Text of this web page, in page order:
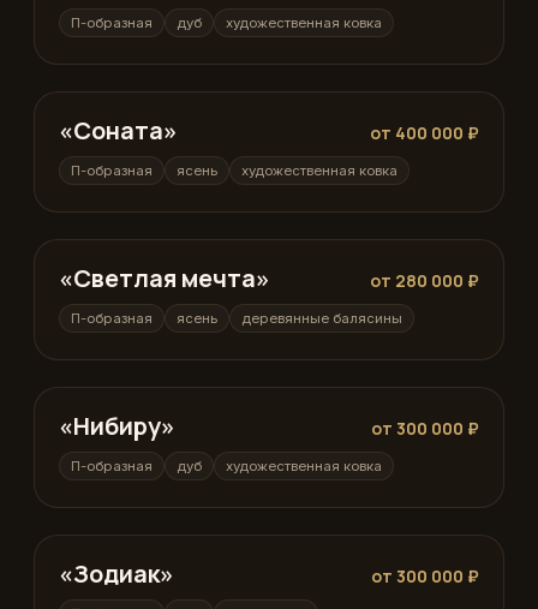
П-образная дуб художественная ковка
П-образная
«Соната» от 400 000 ₽
П-образная ясень художественная ковка
П-образная
«Светлая мечта» от 280 000 ₽
П-образная ясень деревянные балясины
П-образная
«Нибиру» от 300 000 ₽
П-образная дуб художественная ковка
П-образная
«Зодиак» от 300 000 ₽